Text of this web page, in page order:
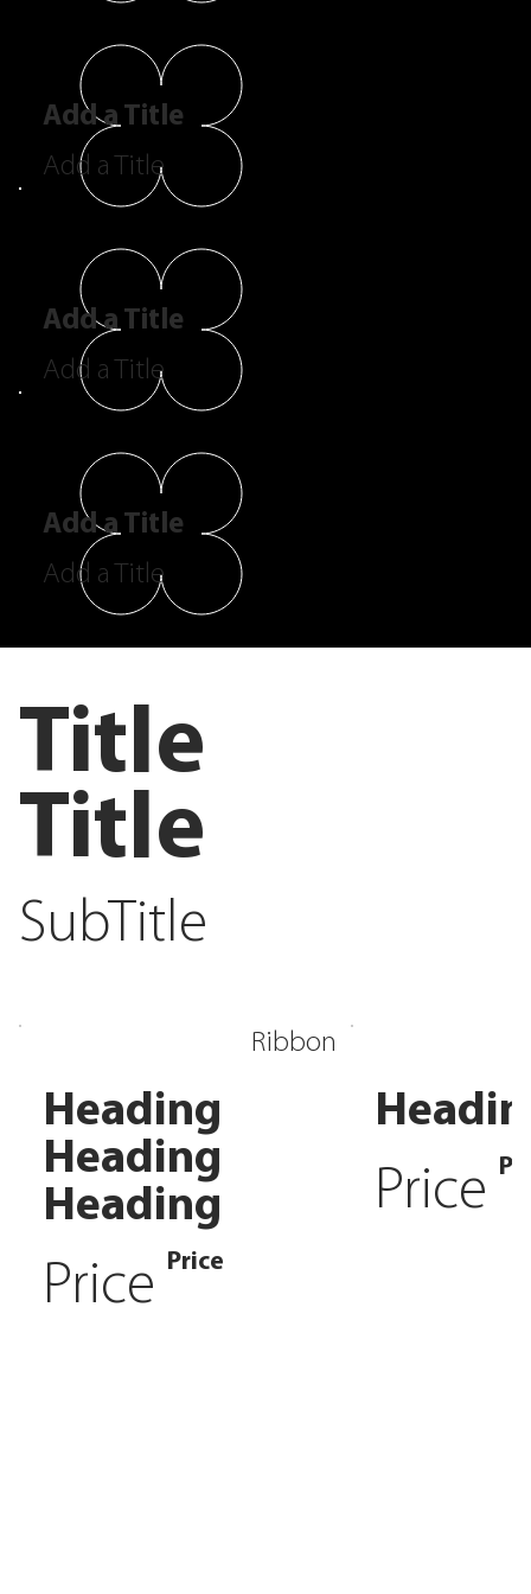
Add a Title
Add a Title
Add a Title
Add a Title
Add a Title
Add a Title
Title
Title
SubTitle
Ribbon
Heading
Heading
Heading
Price Price
Price